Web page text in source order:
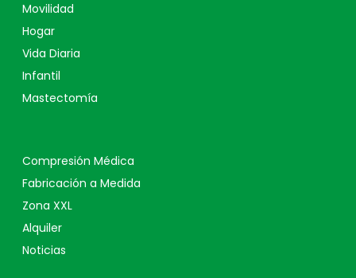
Movilidad
Hogar
Vida Diaria
Infantil
Mastectomía
Compresión Médica
Fabricación a Medida
Zona XXL
Alquiler
Noticias